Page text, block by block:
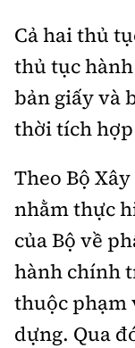
Cả hai thủ
thủ tục
bản giấy và
thời tích
Theo Bộ
nhằm thực
của Bộ về
hành chính
thuộc phạm
dựng. Qua